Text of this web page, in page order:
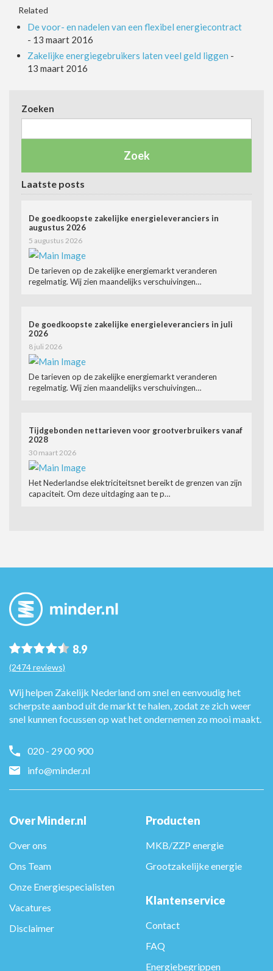
Related
De voor- en nadelen van een flexibel energiecontract
- 13 maart 2016
Zakelijke energiegebruikers laten veel geld liggen -
13 maart 2016
Zoeken
Laatste posts
De goedkoopste zakelijke energieleveranciers in
augustus 2026
5 augustus 2026
De tarieven op de zakelijke energiemarkt veranderen
regelmatig. Wij zien maandelijks verschuivingen…
De goedkoopste zakelijke energieleveranciers in juli
2026
8 juli 2026
De tarieven op de zakelijke energiemarkt veranderen
regelmatig. Wij zien maandelijks verschuivingen…
Tijdgebonden nettarieven voor grootverbruikers vanaf
2028
30 maart 2026
Het Nederlandse elektriciteitsnet bereikt de grenzen van zijn
capaciteit. Om deze uitdaging aan te p…
8.9
(2474 reviews)
Wij helpen Zakelijk Nederland om snel en eenvoudig het
scherpste aanbod uit de markt te halen, zodat ze zich weer
snel kunnen focussen op wat het ondernemen zo mooi maakt.
020 - 29 00 900
info@minder.nl
Over Minder.nl
Over ons
Ons Team
Onze Energiespecialisten
Vacatures
Disclaimer
Producten
MKB/ZZP energie
Grootzakelijke energie
Klantenservice
Contact
FAQ
Energiebegrippen